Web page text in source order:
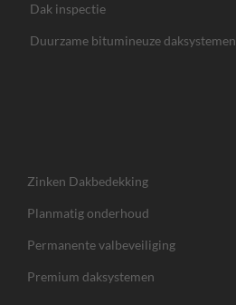
Dak inspectie
Duurzame bitumineuze daksystemen
Zinken Dakbedekking
Planmatig onderhoud
Permanente valbeveiliging
Premium daksystemen